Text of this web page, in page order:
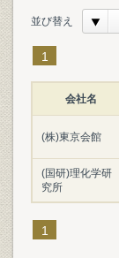
並び替え
1
会社名
(株)東京会館
(国研)理化学研
究所
1